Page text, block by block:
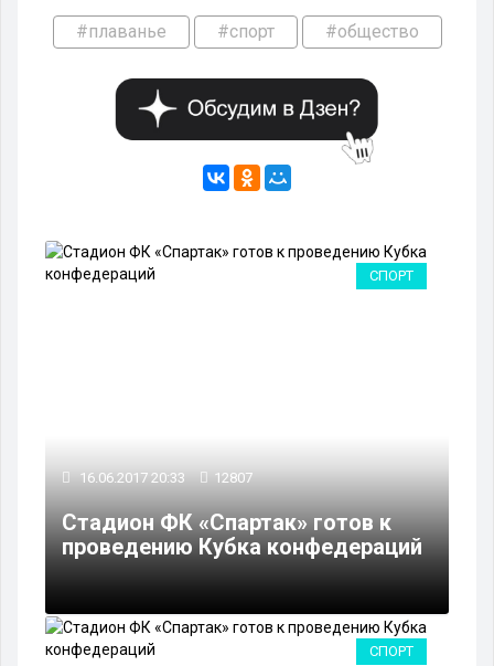
#плаванье #спорт #общество
СПОРТ
16.06.2017 20:33 12807
Стадион ФК «Спартак» готов к
проведению Кубка конфедераций
СПОРТ